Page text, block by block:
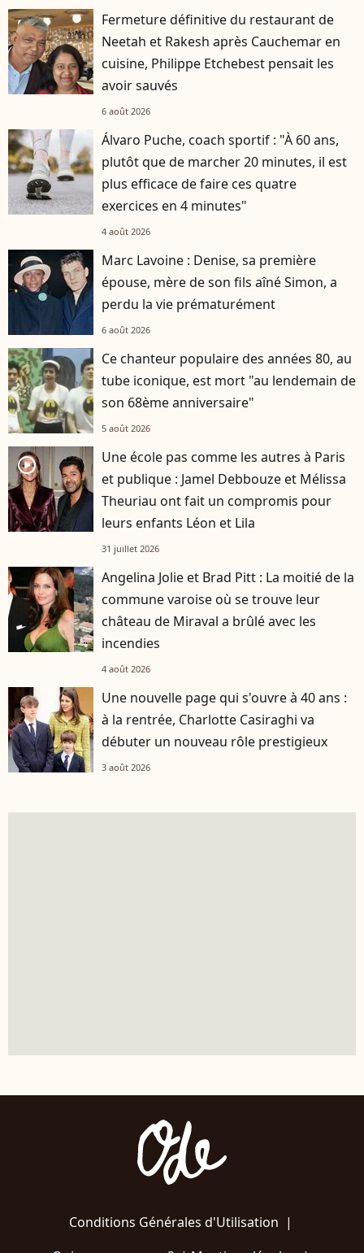
Fermeture définitive du restaurant de
Neetah et Rakesh après Cauchemar en
cuisine, Philippe Etchebest pensait les
avoir sauvés
6 août 2026
Álvaro Puche, coach sportif : "À 60 ans,
plutôt que de marcher 20 minutes, il est
plus efficace de faire ces quatre
exercices en 4 minutes"
4 août 2026
Marc Lavoine : Denise, sa première
épouse, mère de son fils aîné Simon, a
perdu la vie prématurément
6 août 2026
Ce chanteur populaire des années 80, au
tube iconique, est mort "au lendemain de
son 68ème anniversaire"
5 août 2026
player2
Une école pas comme les autres à Paris
et publique : Jamel Debbouze et Mélissa
Theuriau ont fait un compromis pour
leurs enfants Léon et Lila
31 juillet 2026
Angelina Jolie et Brad Pitt : La moitié de la
commune varoise où se trouve leur
château de Miraval a brûlé avec les
incendies
4 août 2026
Une nouvelle page qui s'ouvre à 40 ans :
à la rentrée, Charlotte Casiraghi va
débuter un nouveau rôle prestigieux
3 août 2026
Conditions Générales d'Utilisation |